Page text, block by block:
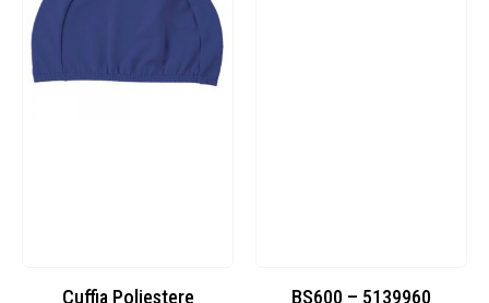
Cuffia Poliestere BS600 – 5139960